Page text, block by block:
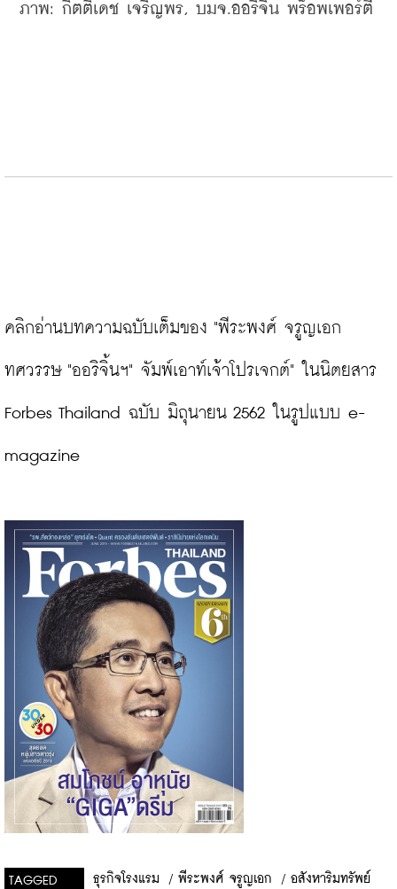
ภาพ: กิตติเดช เจริญพร, บมจ.ออริจิ้น พร็อพเพอร์ตี้
คลิกอ่านบทความฉบับเต็มของ "พีระพงศ์ จรูญเอก
ทศวรรษ "ออริจิ้นฯ" จัมพ์เอาท์เจ้าโปรเจกต์" ในนิตยสาร
Forbes Thailand ฉบับ มิถุนายน 2562 ในรูปแบบ e-
magazine
TAGGED
ธุรกิจโรงแรม / พีระพงศ์ จรูญเอก / อสังหาริมทรัพย์